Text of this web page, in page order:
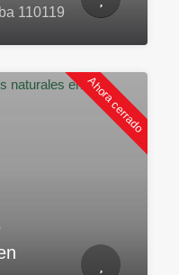
110119
Ahora cerrado